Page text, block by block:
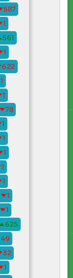
587
1
561
1
622
1
1
78
1
1
1
1
1
1
1
625
49
32
1